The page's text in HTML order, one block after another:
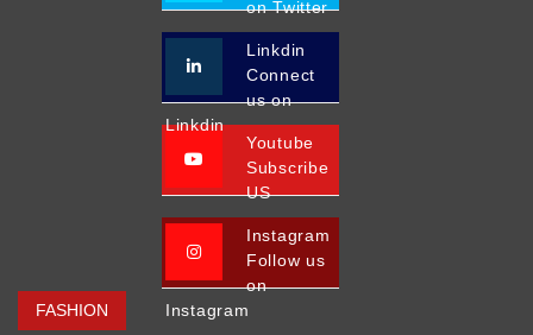
FASHION
on Twitter
Linkdin
Connect
us on
Linkdin
Youtube
Subscribe
US
Instagram
Follow us
on
Instagram